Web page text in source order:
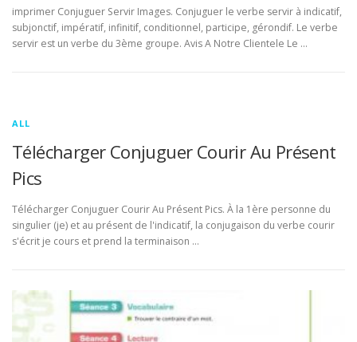
imprimer Conjuguer Servir Images. Conjuguer le verbe servir à indicatif,
subjonctif, impératif, infinitif, conditionnel, participe, gérondif. Le verbe
servir est un verbe du 3ème groupe. Avis A Notre Clientele Le …
ALL
Télécharger Conjuguer Courir Au Présent
Pics
Télécharger Conjuguer Courir Au Présent Pics. À la 1ère personne du
singulier (je) et au présent de l'indicatif, la conjugaison du verbe courir
s'écrit je cours et prend la terminaison …